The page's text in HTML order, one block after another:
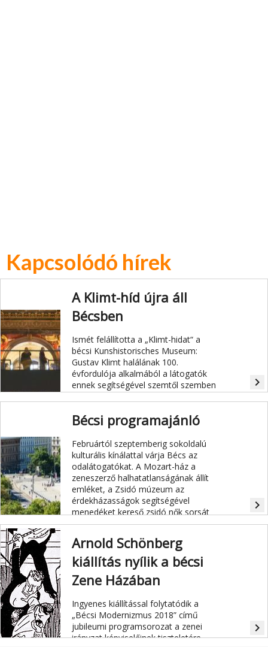
Kapcsolódó hírek
A Klimt-híd újra áll
Bécsben
Ismét felállította a „Klimt-hidat“ a
bécsi Kunshistorisches Museum:
Gustav Klimt halálának 100.
évfordulója alkalmából a látogatók
ennek segítségével szemtől szemben
láthatják a szecessziós művésznek a
13 festményét.
navigate_next
Bécsi programajánló
Februártól szeptemberig sokoldalú
kulturális kínálattal várja Bécs az
odalátogatókat. A Mozart-ház a
zeneszerző halhatatlanságának állít
emléket, a Zsidó múzeum az
érdekházasságok segítségével
menedéket kereső zsidó nők sorsát
mutatja be, a Raimund Theater pedig
tűzte műsorra.
navigate_next
Arnold Schönberg
kiállítás nyílik a bécsi
Zene Házában
Ingyenes kiállítással folytatódik a
„Bécsi Modernizmus 2018” című
jubileumi programsorozat a zenei
irányzat képviselőinek tiszteletére.
navigate_next